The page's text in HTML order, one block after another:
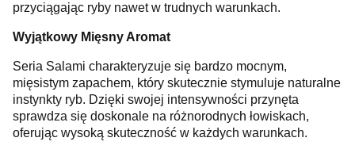
przyciągając ryby nawet w trudnych warunkach.
Wyjątkowy Mięsny Aromat
Seria Salami charakteryzuje się bardzo mocnym,
mięsistym zapachem, który skutecznie stymuluje naturalne
instynkty ryb. Dzięki swojej intensywności przynęta
sprawdza się doskonale na różnorodnych łowiskach,
oferując wysoką skuteczność w każdych warunkach.